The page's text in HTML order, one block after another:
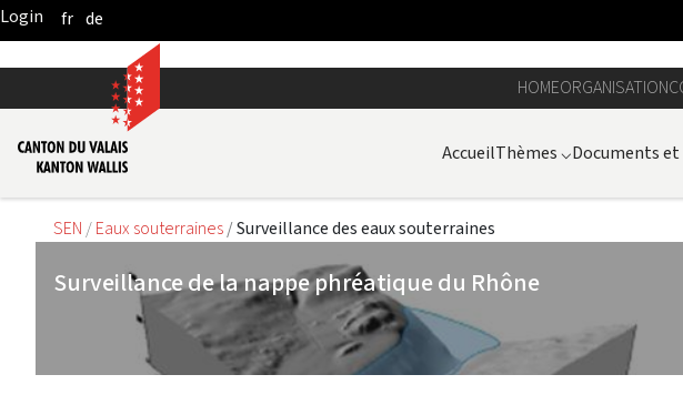
Skip to Main Content
fr de
HOMEORGANISATION
AccueilThèmes ⌵Documents
SEN Eaux souterraines Surveillance des eaux souterraines
Surveillance de la nappe phréatique du Rhône